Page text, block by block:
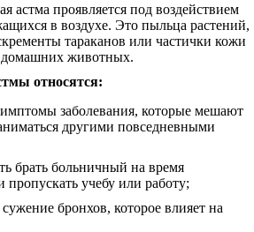
астма проявляется под воздействием
в воздухе. Это пыльца растений,
тараканов или частички кожи
животных.
относятся:
заболевания, которые мешают
другими повседневными
брать больничный на время
пропускать учебу или работу;
бронхов, которое влияет на